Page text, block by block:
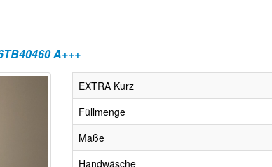
A+++
EXTRA Kurz
Füllmenge
Maße
Handwäsche